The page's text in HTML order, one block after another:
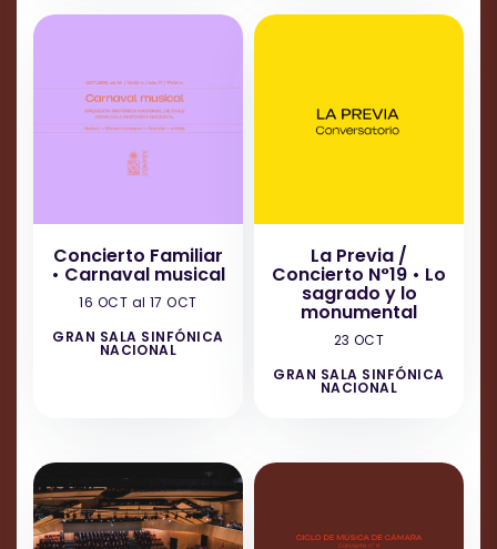
Concierto Familiar
• Carnaval musical
16 OCT al 17 OCT
GRAN SALA SINFÓNICA
NACIONAL
La Previa /
Concierto N°19 • Lo
sagrado y lo
monumental
23 OCT
GRAN SALA SINFÓNICA
NACIONAL